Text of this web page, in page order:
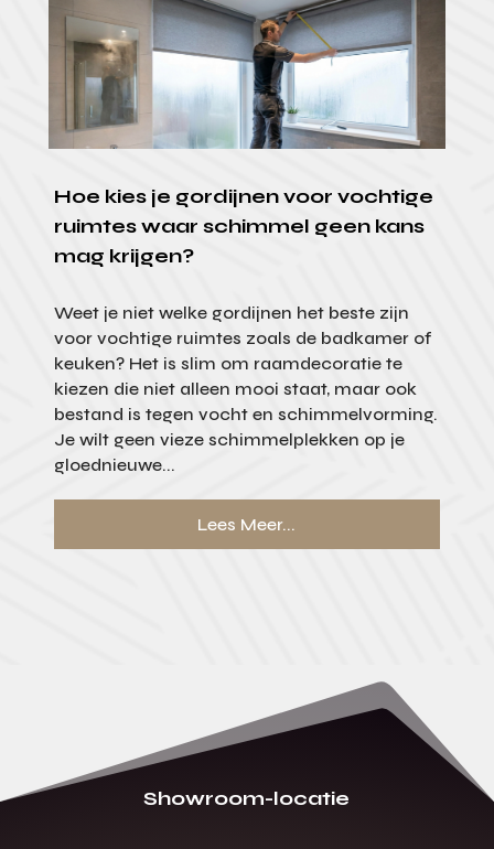
Hoe kies je gordijnen voor vochtige
ruimtes waar schimmel geen kans
mag krijgen?
Weet je niet welke gordijnen het beste zijn
voor vochtige ruimtes zoals de badkamer of
keuken? Het is slim om raamdecoratie te
kiezen die niet alleen mooi staat, maar ook
bestand is tegen vocht en schimmelvorming.
Je wilt geen vieze schimmelplekken op je
gloednieuwe...
Lees Meer...
Showroom-locatie